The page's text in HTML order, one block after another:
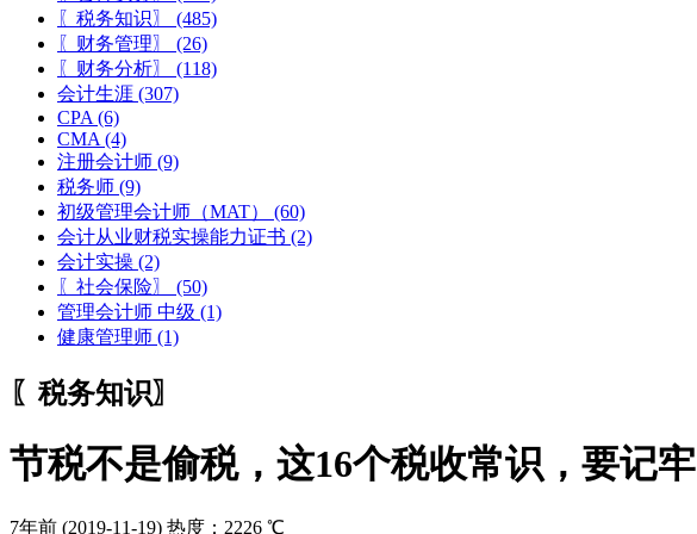
〖税务知识〗
(485)
〖财务管理〗
(26)
〖财务分析〗
(118)
会计生涯 (307)
CPA (6)
CMA (4)
注册会计师 (9)
税务师 (9)
初级管理会计师（MAT）
(60)
会计从业财税实操能力证书 (2)
会计实操 (2)
〖社会保险〗
(50)
管理会计师 中级 (1)
健康管理师 (1)
〖税务知识〗
节税不是偷税，这16个税收常识，要记牢
7年前 (2019-11-19) 热度：2226 ℃